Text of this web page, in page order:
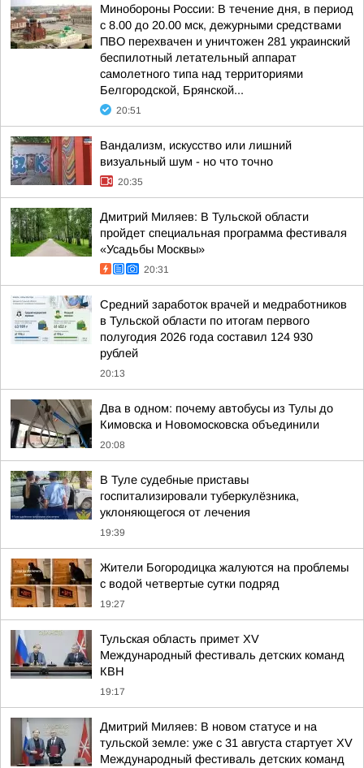
Минобороны России: В течение дня, в период
с 8.00 до 20.00 мск, дежурными средствами
ПВО перехвачен и уничтожен 281 украинский
беспилотный летательный аппарат
самолетного типа над территориями
Белгородской, Брянской...
20:51
Вандализм, искусство или лишний
визуальный шум - но что точно
20:35
Дмитрий Миляев: В Тульской области
пройдет специальная программа фестиваля
«Усадьбы Москвы»
20:31
Средний заработок врачей и медработников
в Тульской области по итогам первого
полугодия 2026 года составил 124 930
рублей
20:13
Два в одном: почему автобусы из Тулы до
Кимовска и Новомосковска объединили
20:08
В Туле судебные приставы
госпитализировали туберкулёзника,
уклоняющегося от лечения
19:39
Жители Богородицка жалуются на проблемы
с водой четвертые сутки подряд
19:27
Тульская область примет XV
Международный фестиваль детских команд
КВН
19:17
Дмитрий Миляев: В новом статусе и на
тульской земле: уже с 31 августа стартует XV
Международный фестиваль детских команд